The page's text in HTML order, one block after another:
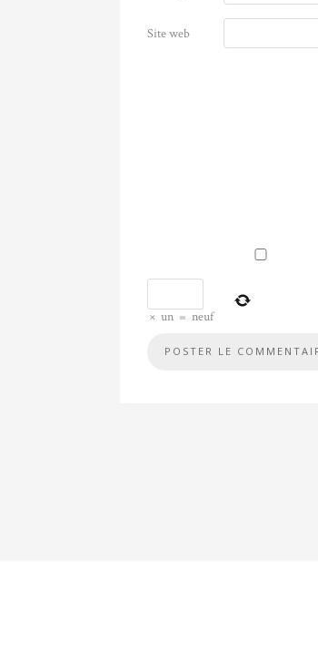
Site web
× un = neuf